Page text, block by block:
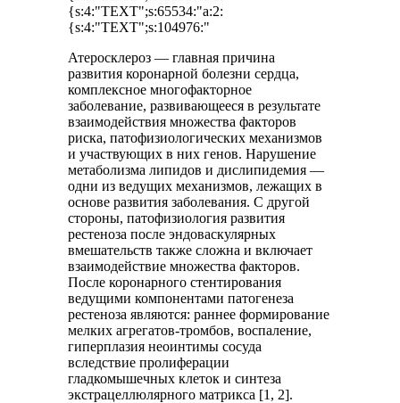
{s:4:"TEXT";s:65534:"a:2:
{s:4:"TEXT";s:104976:"
Атеросклероз — главная причина
развития коронарной болезни сердца,
комплексное многофакторное
заболевание, развивающееся в результате
взаимодействия множества факторов
риска, патофизиологических механизмов
и участвующих в них генов. Нарушение
метаболизма липидов и дислипидемия —
одни из ведущих механизмов, лежащих в
основе развития заболевания. С другой
стороны, патофизиология развития
рестеноза после эндоваскулярных
вмешательств также сложна и включает
взаимодействие множества факторов.
После коронарного стентирования
ведущими компонентами патогенеза
рестеноза являются: раннее формирование
мелких агрегатов-тромбов, воспаление,
гиперплазия неоинтимы сосуда
вследствие пролиферации
гладкомышечных клеток и синтеза
экстрацеллюлярного матрикса [1, 2].